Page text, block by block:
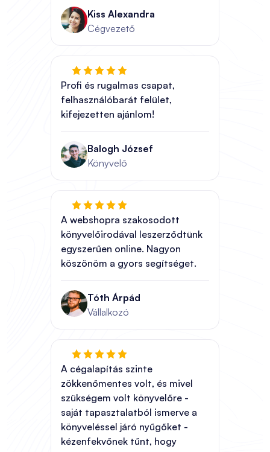
Kiss Alexandra
Cégvezető
Profi és rugalmas csapat,
felhasználóbarát felület,
kifejezetten ajánlom!
Balogh József
Könyvelő
A webshopra szakosodott
könyvelőirodával leszerződtünk
egyszerűen online. Nagyon
köszönöm a gyors segítséget.
Tóth Árpád
Vállalkozó
A cégalapítás szinte
zökkenőmentes volt, és mivel
szükségem volt könyvelőre -
saját tapasztalatból ismerve a
könyveléssel járó nyűgőket -
kézenfekvőnek tűnt, hogy